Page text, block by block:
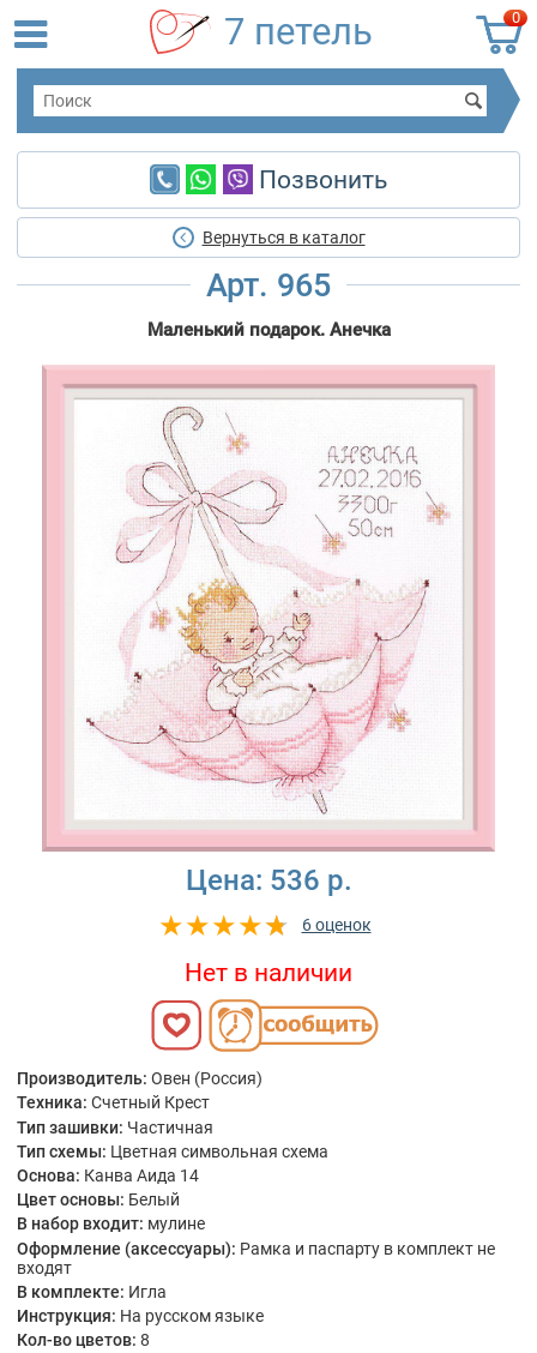
0
7 петель
Позвонить
Вернуться в каталог
Арт. 965
Маленький подарок. Анечка
Цена: 536 р.
6 оценок
Нет в наличии
Производитель: Овен (Россия)
Техника: Счетный Крест
Тип зашивки: Частичная
Тип схемы: Цветная символьная схема
Основа: Канва Аида 14
Цвет основы: Белый
В набор входит: мулине
Оформление (аксессуары): Рамка и паспарту в комплект не
входят
В комплекте: Игла
Инструкция: На русском языке
Кол-во цветов: 8